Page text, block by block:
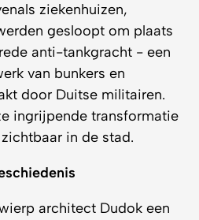
ziekenhuizen,
gesloopt om plaats
anti-tankgracht - een
van bunkers en
door Duitse militairen.
ingrijpende transformatie
in de stad.
architect Dudok een